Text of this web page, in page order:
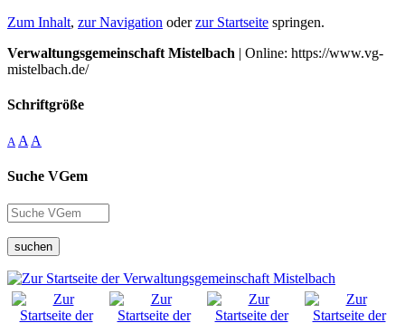
Zum Inhalt, zur Navigation oderzur Startseite springen.
Verwaltungsgemeinschaft Mistelbach | Online: https://www.vg-
mistelbach.de/
Schriftgröße
A A A
Suche VGem
suchen